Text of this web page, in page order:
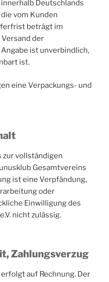
Deutschlands
vom Kunden
beträgt im
der
ist unverbindlich,
ist.
eine Verpackungs- und
zur vollständigen
Gesamtvereins
ist eine Verpfändung,
oder
Einwilligung des
nicht zulässig.
Zahlungsverzug
erfolgt auf Rechnung. Der